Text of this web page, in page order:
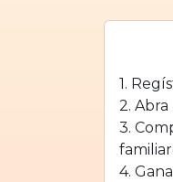
1.
2.
3.
4.